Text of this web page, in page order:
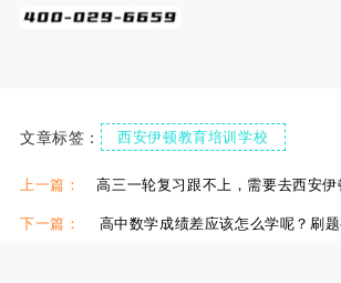
文章标签： 西安伊顿教育培训学校
西安伊顿教育培训学校 西安伊顿教育好
上一篇：
下一篇： 高中数学成绩差应该怎么学呢？刷题